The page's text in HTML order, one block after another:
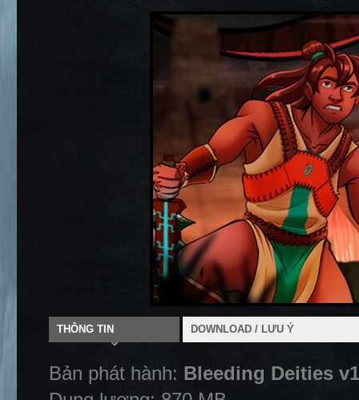
THÔNG TIN DOWNLOAD / LƯU Ý
Bản phát hành: Bleeding Deities